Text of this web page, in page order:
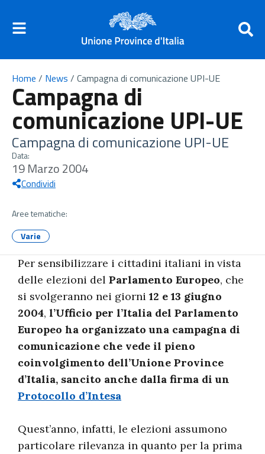
Home / News / Campagna di comunicazione UPI-UE
Campagna di
comunicazione UPI-UE
Campagna di comunicazione UPI-UE
Data:
19 Marzo 2004
Condividi
Aree tematiche:
Varie
Per sensibilizzare i cittadini italiani in vista
delle elezioni del Parlamento Europeo, che
si svolgeranno nei giorni 12 e 13 giugno
2004, l’Ufficio per l’Italia del Parlamento
Europeo ha organizzato una campagna di
comunicazione che vede il pieno
coinvolgimento dell’Unione Province
d’Italia, sancito anche dalla firma di un
Protocollo d’Intesa
Quest’anno, infatti, le elezioni assumono
particolare rilevanza in quanto per la prima